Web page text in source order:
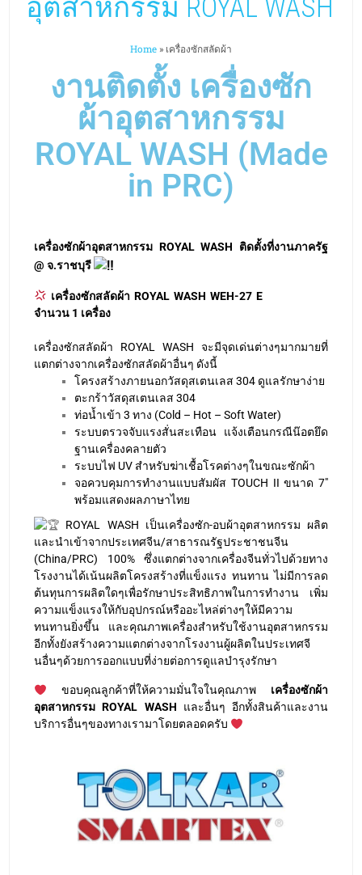
งานติดตั้ง เครื่องซัก
ผ้าอุตสาหกรรม
ROYAL WASH (Made
in PRC)
@ จ.ราชบุรี
เครื่องซักสลัดผ้า ROYAL WASH WEH-27 E
จำนวน 1 เครื่อง
เครื่องซักสลัดผ้า ROYAL WASH จะมีจุดเด่นต่างๆมากมายที่
แตกต่างจากเครื่องซักสลัดผ้าอื่นๆ ดังนี้
โครงสร้างภายนอกวัสดุสเตนเลส 304 ดูแลรักษาง่าย
ตะกร้าวัสดุสเตนเลส 304
ท่อน้ำเข้า 3 ทาง (Cold – Hot – Soft Water)
ระบบตรวจจับแรงสั่นสะเทือน แจ้งเตือนกรณีน๊อตยึด
ฐานเครื่องคลายตัว
ระบบไฟ UV สำหรับฆ่าเชื้อโรคต่างๆในขณะซักผ้า
จอควบคุมการทำงานแบบสัมผัส TOUCH II ขนาด 7″
พร้อมแสดงผลภาษาไทย
ROYAL WASH เป็นเครื่องซัก-อบผ้าอุตสาหกรรม ผลิต
และนำเข้าจากประเทศจีน/สาธารณรัฐประชาชนจีน
(China/PRC) 100% ซึ่งแตกต่างจากเครื่องจีนทั่วไปด้วยทาง
โรงงานได้เน้นผลิตโครงสร้างที่แข็งแรง ทนทาน ไม่มีการลด
ต้นทุนการผลิตใดๆเพื่อรักษาประสิทธิภาพในการทำงาน เพิ่ม
ความแข็งแรงให้กับอุปกรณ์หรืออะไหล่ต่างๆให้มีความ
ทนทานยิ่งขึ้น และคุณภาพเครื่องสำหรับใช้งานอุตสาหกรรม
อีกทั้งยังสร้างความแตกต่างจากโรงงานผู้ผลิตในประเทศจี
นอื่นๆด้วยการออกแบบที่ง่ายต่อการดูแลบำรุงรักษา
ขอบคุณลูกค้าที่ให้ความมั่นใจในคุณภาพเครื่องซักผ้า
อุตสาหกรรม ROYAL WASHและอื่นๆ อีกทั้งสินค้าและงาน
บริการอื่นๆของทางเรามาโดยตลอดครับ